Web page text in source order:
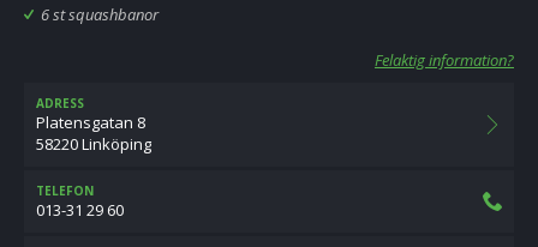
6 st squashbanor
Felaktig information?
ADRESS
Platensgatan 8
58220 Linköping
TELEFON
013-31 29 60